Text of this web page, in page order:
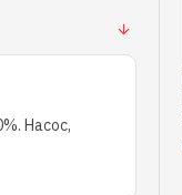
Насос,